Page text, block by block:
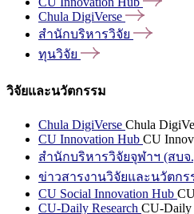
Chula DigiVerse
สำนักบริหารวิจัย
ทุนวิจัย
วิจัยและนวัตกรรม
Chula DigiVerse Chula
CU Innovation Hub CU
สำนักบริหารวิจัยจุฬาฯ (สบจ
ข่าวสารงานวิจัยและนวัตกร
CU Social Innovation Hub
CU-Daily Research CU-Daily